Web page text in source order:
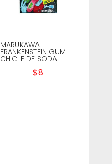
MARUKAWA
FRANKENSTEIN GUM
CHICLE DE SODA
$8